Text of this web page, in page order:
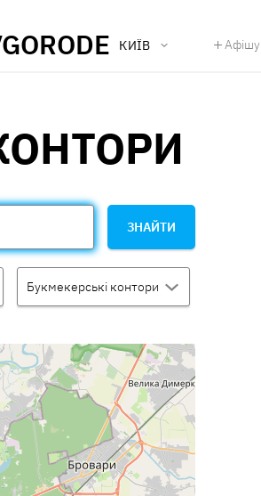
КИЇВ Афішу
ЗНАЙТИ
Букмекерські контори